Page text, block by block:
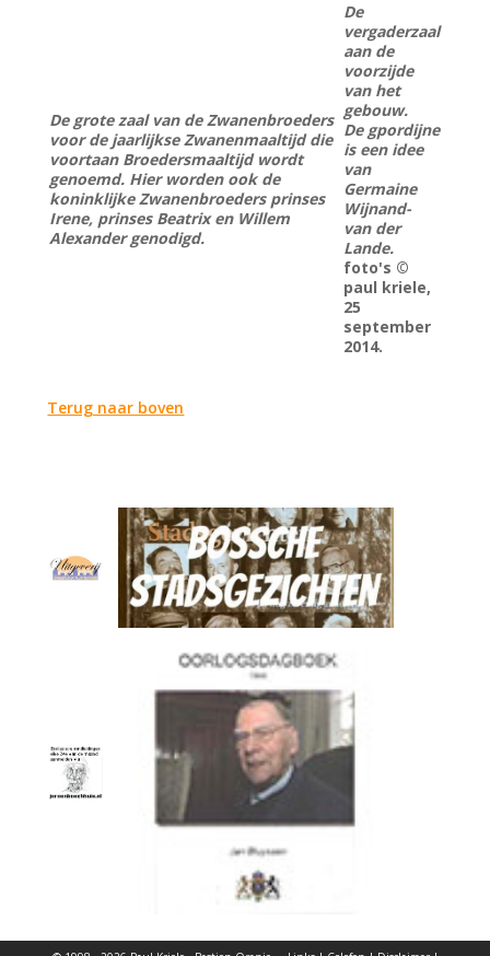
De grote zaal van de Zwanenbroeders
voor de jaarlijkse Zwanenmaaltijd die
voortaan Broedersmaaltijd wordt
genoemd. Hier worden ook de
koninklijke Zwanenbroeders prinses
Irene, prinses Beatrix en Willem
Alexander genodigd.
De
vergaderzaal
aan de
voorzijde
van het
gebouw.
De gpordijne
is een idee
van
Germaine
Wijnand-
van der
Lande.
foto's ©
paul kriele,
25
september
2014.
Terug naar boven